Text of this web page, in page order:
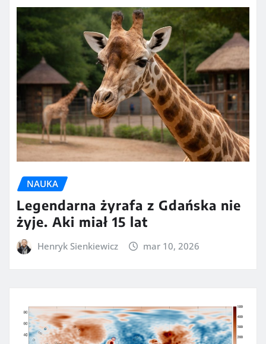
NAUKA
Legendarna żyrafa z Gdańska nie
żyje. Aki miał 15 lat
Henryk Sienkiewicz mar 10, 2026